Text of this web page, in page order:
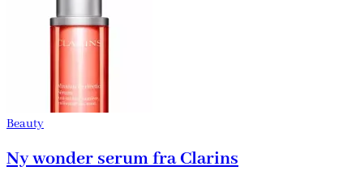
Beauty
Ny wonder serum fra Clarins